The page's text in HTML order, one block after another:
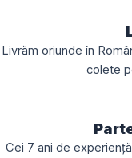
Livrăm oriunde în
colete
Cei 7 ani de